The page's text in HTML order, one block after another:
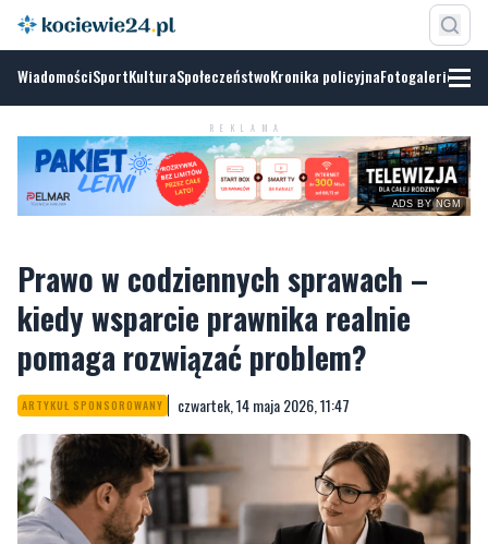
WiadomościSportKulturaSpołeczeństwoKronika policyjnaFotogalerie
REKLAMA
ADS BY NGM
Prawo w codziennych sprawach –
kiedy wsparcie prawnika realnie
pomaga rozwiązać problem?
ARTYKUŁ SPONSOROWANY czwartek, 14 maja 2026, 11:47